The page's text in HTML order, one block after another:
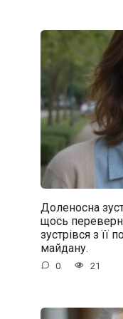
Доленосна
щось
зустрівся з її
майдану.
0 21